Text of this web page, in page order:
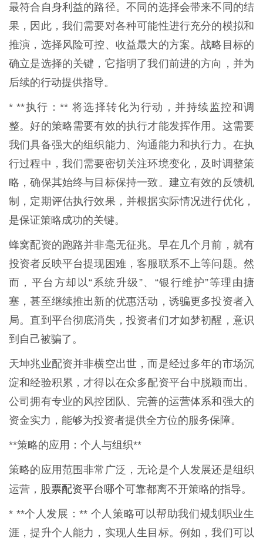
最符合自身利益的路径。不同的选择会带来不同的结
果，因此，我们需要对各种可能性进行充分的模拟和
推演，选择风险可控、收益最大的方案。战略目标的
确立是选择的关键，它指明了我们前进的方向，并为
后续的行动提供指导。
* **执行：** 将选择转化为行动，并持续监控和调
整。好的策略需要有效的执行才能发挥作用。这需要
我们具备强大的组织能力、沟通能力和执行力。在执
行过程中，我们需要密切关注环境变化，及时调整策
略，确保其始终与目标保持一致。建立有效的反馈机
制，定期评估执行效果，并根据实际情况进行优化，
是保证策略成功的关键。
蜂窝配资的跑路并非毫无征兆。早在几个月前，就有
投资者反映平台提现困难，客服联系不上等问题。然
而，平台方却以“系统升级”、“银行维护”等理由搪
塞，甚至继续推出新的优惠活动，诱骗更多投资者入
局。直到平台彻底消失，投资者们才如梦初醒，意识
到自己被骗了。
天坤兆业配资并非横空出世，而是经过多年的市场沉
淀和经验积累，才得以在众多配资平台中脱颖而出。
公司拥有专业的风控团队、完善的运营体系和强大的
资金实力，能够为投资者提供全方位的服务保障。
**策略的应用：个人与组织**
策略的应用范围非常广泛，无论是个人发展还是组织
运营， 股票配资平台哪个可靠都离不开策略的指导。
* **个人发展：** 个人策略可以帮助我们规划职业生
涯，提升个人能力，实现人生目标。例如，我们可以